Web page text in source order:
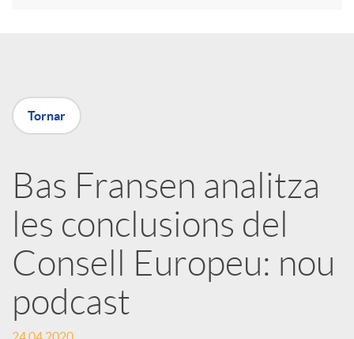
X
r
x
e
Tornar
Bas Fransen analitza
les conclusions del
Consell Europeu: nou
podcast